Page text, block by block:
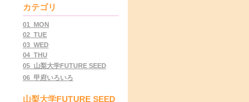
カテゴリ
01_MON
02_TUE
03_WED
04_THU
05_山梨大学FUTURE SEED
06_甲府いろいろ
山梨大学FUTURE SEED